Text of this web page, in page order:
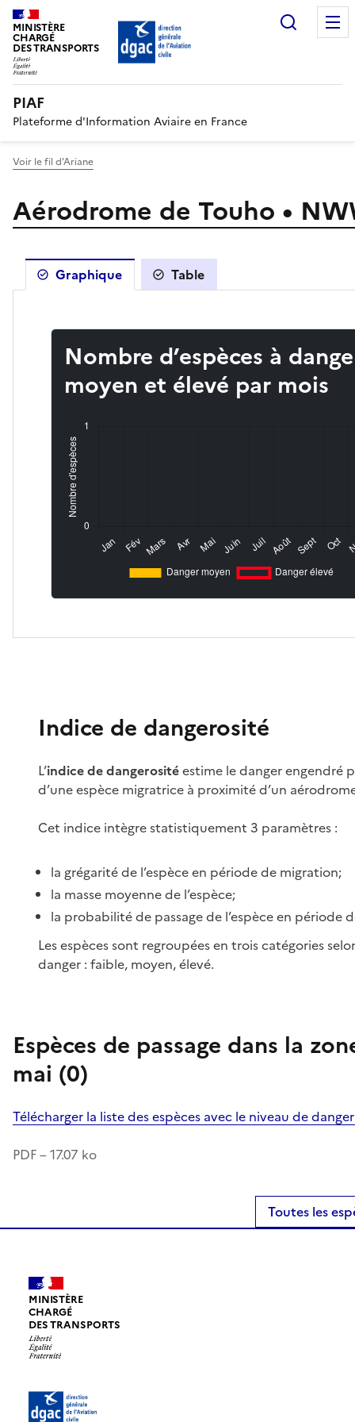
MINISTÈRE
CHARGÉ
DES TRANSPORTS
PIAF
Plateforme d'Information Aviaire en France
Voir le fil d’Ariane
Aérodrome de Touho •
Graphique Table
Nombre d’espèces à
moyen et élevé par mois
Indice de dangerosité
L’indice de dangerositéestime le danger engendré
d’une espèce migratrice à proximité d’un
Cet indice intègre statistiquement 3 paramètres :
la grégarité de l’espèce en période de migration;
la masse moyenne de l’espèce;
la probabilité de passage de l’espèce en période
Les espèces sont regroupées en trois catégories
danger : faible, moyen, élevé.
Espèces de passage dans la
mai (0)
Télécharger la liste des espèces avec le niveau de
PDF – 17.07 ko
Toutes les
MINISTÈRE
CHARGÉ
DES TRANSPORTS